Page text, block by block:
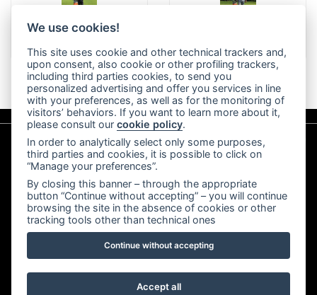
Carlo Zappa
Golf Club Carimate Associazione Sportiva Dilettantistica -
Via Airoldi 2, 22060 Carimate (CO) - (+39) 031 790226 -
P.IVA 01260880131
Cookie policy|
We use cookies!
This site uses cookie and other technical trackers and,
upon consent, also cookie or other profiling trackers,
including third parties cookies, to send you
personalized advertising and offer you services in line
with your preferences, as well as for the monitoring of
visitors’ behaviors. If you want to learn more about it,
please consult ourcookie policy.
In order to analytically select only some purposes,
third parties and cookies, it is possible to click on
“Manage your preferences”.
By closing this banner – through the appropriate
button “Continue without accepting” – you will continue
browsing the site in the absence of cookies or other
tracking tools other than technical ones
Continue without accepting
Accept all